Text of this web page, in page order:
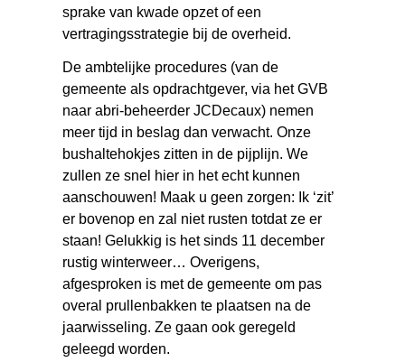
sprake van kwade opzet of een
vertragingsstrategie bij de overheid.
De ambtelijke procedures (van de
gemeente als opdrachtgever, via het GVB
naar abri-beheerder JCDecaux) nemen
meer tijd in beslag dan verwacht. Onze
bushaltehokjes zitten in de pijplijn. We
zullen ze snel hier in het echt kunnen
aanschouwen! Maak u geen zorgen: Ik ‘zit’
er bovenop en zal niet rusten totdat ze er
staan! Gelukkig is het sinds 11 december
rustig winterweer… Overigens,
afgesproken is met de gemeente om pas
overal prullenbakken te plaatsen na de
jaarwisseling. Ze gaan ook geregeld
geleegd worden.